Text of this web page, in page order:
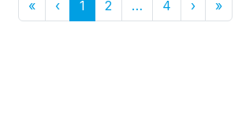
«First
‹Previous
1 2 … More
4 › Next
»